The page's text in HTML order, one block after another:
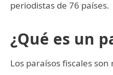
periodistas de 76 países.
¿Qué es un
Los paraísos fiscales